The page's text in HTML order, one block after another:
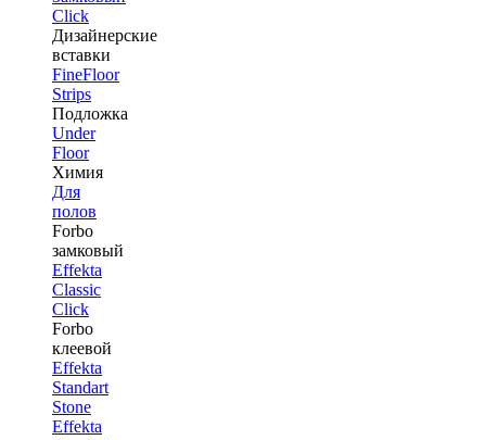
Click
Дизайнерские
вставки
FineFloor
Strips
Подложка
Under
Floor
Химия
Для
полов
Forbo
замковый
Effekta
Classic
Click
Forbo
клеевой
Effekta
Standart
Stone
Effekta